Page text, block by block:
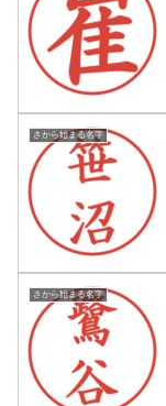
さから始まる名字
さから始まる名字